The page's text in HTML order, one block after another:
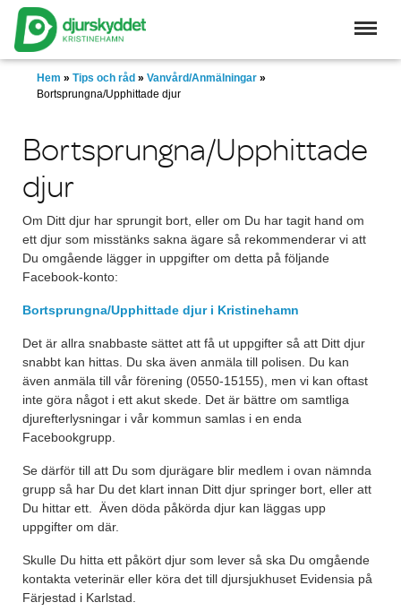
Skip
main
contentHem » Tips och råd » Vanvård/Anmälningar »
Bortsprungna/Upphittade djur
Bortsprungna/Upphittade
djur
Om Ditt djur har sprungit bort, eller om Du har tagit hand om
ett djur som misstänks sakna ägare så rekommenderar vi att
Du omgående lägger in uppgifter om detta på följande
Facebook-konto:
Bortsprungna/Upphittade djur i Kristinehamn
Det är allra snabbaste sättet att få ut uppgifter så att Ditt djur
snabbt kan hittas. Du ska även anmäla till polisen. Du kan
även anmäla till vår förening (0550-15155), men vi kan oftast
inte göra något i ett akut skede. Det är bättre om samtliga
djurefterlysningar i vår kommun samlas i en enda
Facebookgrupp.
Se därför till att Du som djurägare blir medlem i ovan nämnda
grupp så har Du det klart innan Ditt djur springer bort, eller att
Du hittar ett. Även döda påkörda djur kan läggas upp
uppgifter om där.
Skulle Du hitta ett påkört djur som lever så ska Du omgående
kontakta veterinär eller köra det till djursjukhuset Evidensia på
Färjestad i Karlstad.